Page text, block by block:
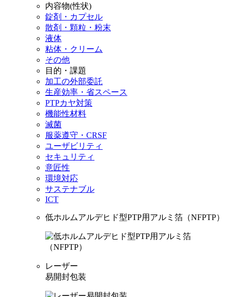
内容物(性状)
錠剤・カプセル
散剤・顆粒・粉末
液体
粘体・クリーム
その他
目的・課題
加工の外部委託
生産効率・省スペース
PTPカヤ対策
機能性材料
滅菌
服薬遵守・CRSF
ユーザビリティ
セキュリティ
意匠性
環境対応
サステナブル
ICT
低ホルムアルデヒド型PTP用アルミ箔（NFPTP）
レーザー
易開封包装